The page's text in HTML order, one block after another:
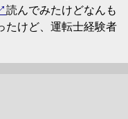
読んでみたけどなんも
たけど、運転士経験者